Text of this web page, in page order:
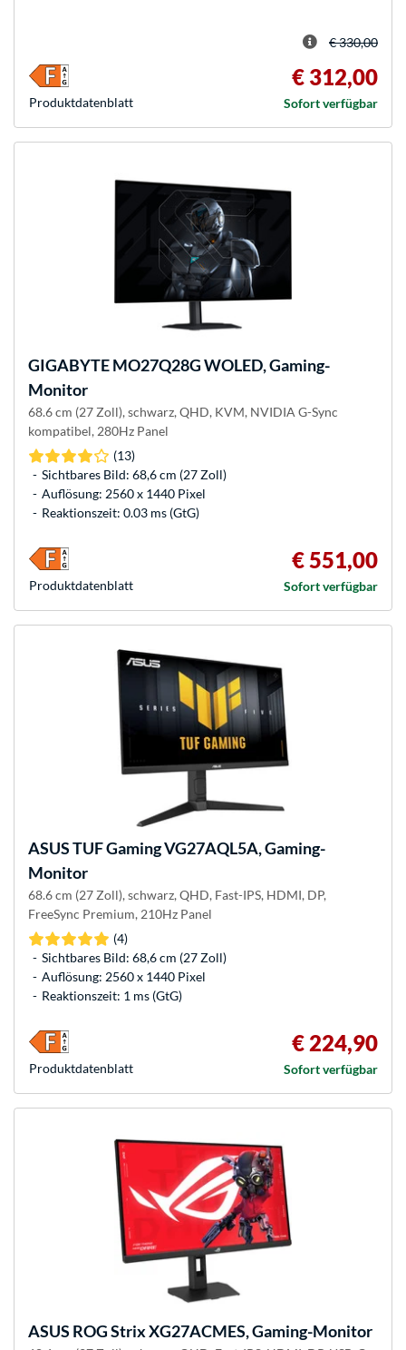
€ 330,00
€ 312,00
Sofort verfügbar
Produkt­datenblatt
GIGABYTEMO27Q28G WOLED, Gaming-
Monitor
68.6 cm (27 Zoll), schwarz, QHD, KVM, NVIDIA G-Sync
kompatibel, 280Hz Panel
(13)
Sichtbares Bild: 68,6 cm (27 Zoll)
Auflösung: 2560 x 1440 Pixel
Reaktionszeit: 0.03 ms (GtG)
€ 551,00
Sofort verfügbar
Produkt­datenblatt
ASUSTUF Gaming VG27AQL5A, Gaming-
Monitor
68.6 cm (27 Zoll), schwarz, QHD, Fast-IPS, HDMI, DP,
FreeSync Premium, 210Hz Panel
(4)
Sichtbares Bild: 68,6 cm (27 Zoll)
Auflösung: 2560 x 1440 Pixel
Reaktionszeit: 1 ms (GtG)
€ 224,90
Sofort verfügbar
Produkt­datenblatt
ASUS ROG Strix XG27ACMES, Gaming-Monitor